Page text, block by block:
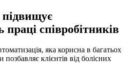
підвищує
праці співробітників
яка корисна в багатьох
клієнтів від болісних